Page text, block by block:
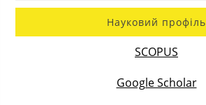
Науковий профіль
SCOPUS
Google Scholar